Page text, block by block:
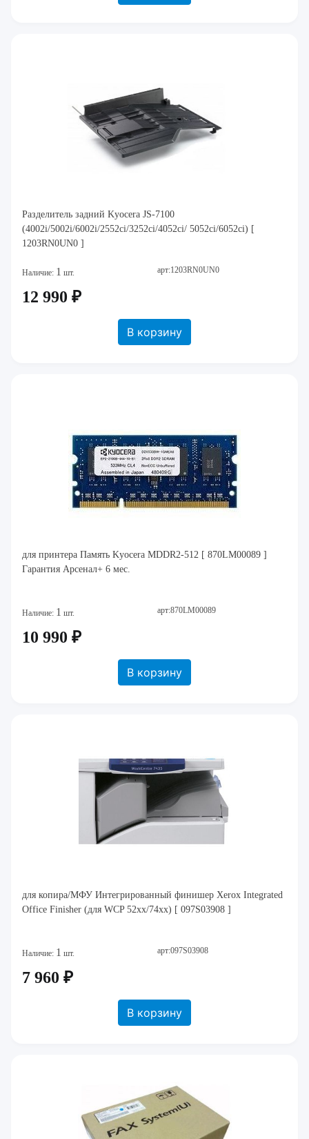
Разделитель задний Kyocera JS-7100
(4002i/5002i/6002i/2552ci/3252ci/4052ci/ 5052ci/6052ci) [
1203RN0UN0 ]
Наличие: 1 шт. арт:1203RN0UN0
12 990 ₽
В корзину
для принтера Память Kyocera MDDR2-512 [ 870LM00089 ]
Гарантия Арсенал+ 6 мес.
Наличие: 1 шт. арт:870LM00089
10 990 ₽
В корзину
для копира/МФУ Интегрированный финишер Xerox Integrated
Office Finisher (для WCP 52xx/74xx) [ 097S03908 ]
Наличие: 1 шт. арт:097S03908
7 960 ₽
В корзину